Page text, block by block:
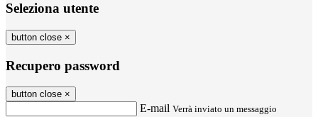
Seleziona utente
button close ×
Recupero password
button close ×
E-mail Verrà inviato un messaggio